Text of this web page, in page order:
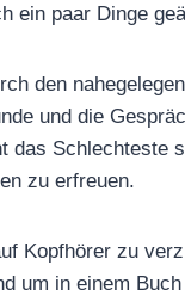
ein paar Dinge
den
und die
Schlechteste
zu erfreuen.
Kopfhörer zu
um in einem